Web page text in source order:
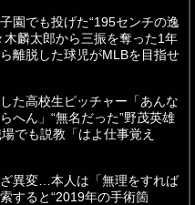
園でも投げた“195センチの逸
木麟太郎から三振を奪った1年
離脱した球児がMLBを目指せ
た高校生ピッチャー「あんな
へん」“無名だった”野茂英雄
でも説教「はよ仕事覚え
異変…本人は「無理をすれば
すると“2019年の手術箇